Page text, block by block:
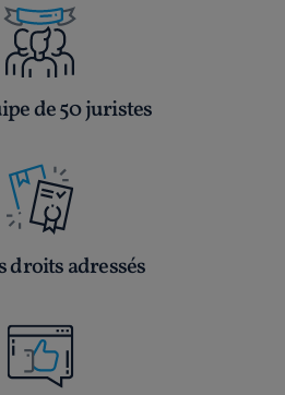
de 50 juristes
droits adressés